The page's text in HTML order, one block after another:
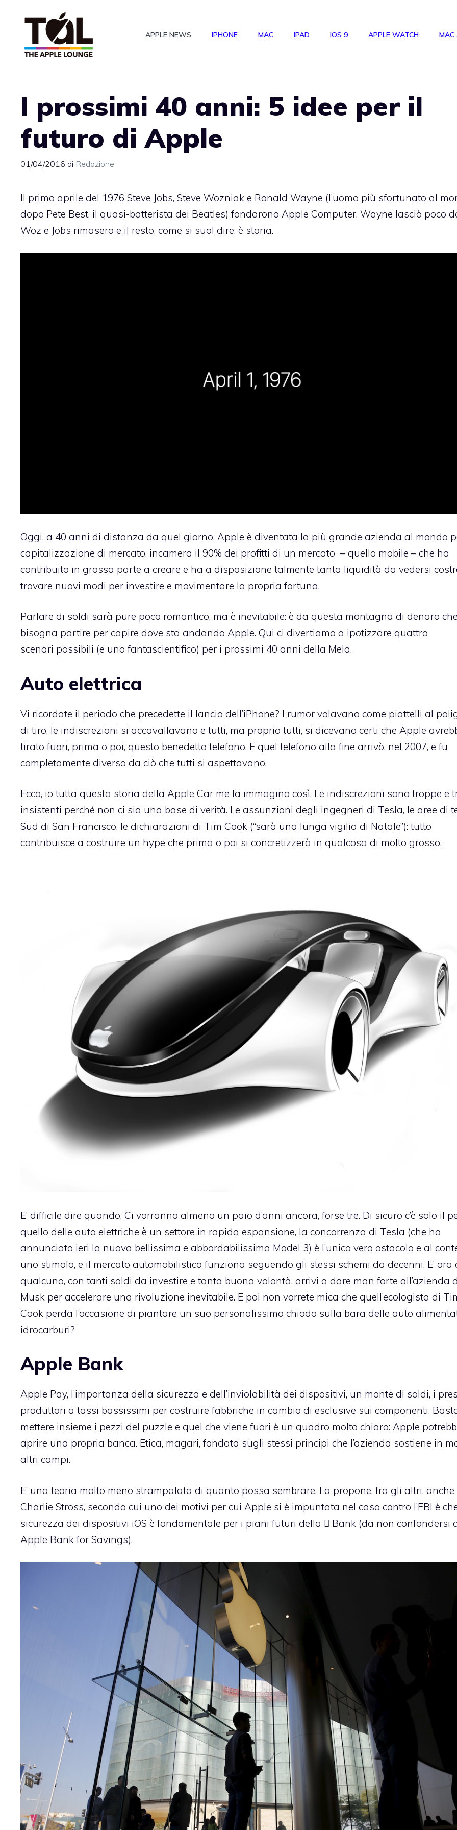
APPLE NEWS IPHONE MAC IPAD IOS 9 APPLE WATCH MAC
I prossimi 40 anni: 5 idee per il
futuro di Apple
01/04/2016 di Redazione
Il primo aprile del 1976 Steve Jobs, Steve Wozniak e Ronald Wayne (l’uomo più sfortunato al
dopo Pete Best, il quasi-batterista dei Beatles) fondarono Apple Computer. Wayne lasciò poco
Woz e Jobs rimasero e il resto, come si suol dire, è storia.
Oggi, a 40 anni di distanza da quel giorno, Apple è diventata la più grande azienda al mondo
capitalizzazione di mercato, incamera il 90% dei profitti di un mercato – quello mobile – che ha
contribuito in grossa parte a creare e ha a disposizione talmente tanta liquidità da vedersi
trovare nuovi modi per investire e movimentare la propria fortuna.
Parlare di soldi sarà pure poco romantico, ma è inevitabile: è da questa montagna di denaro che
bisogna partire per capire dove sta andando Apple. Qui ci divertiamo a ipotizzare quattro
scenari possibili (e uno fantascientifico) per i prossimi 40 anni della Mela.
Auto elettrica
Vi ricordate il periodo che precedette il lancio dell’iPhone? I rumor volavano come piattelli al
di tiro, le indiscrezioni si accavallavano e tutti, ma proprio tutti, si dicevano certi che Apple
tirato fuori, prima o poi, questo benedetto telefono. E quel telefono alla fine arrivò, nel 2007, e fu
completamente diverso da ciò che tutti si aspettavano.
Ecco, io tutta questa storia della Apple Car me la immagino così. Le indiscrezioni sono troppe e
insistenti perché non ci sia una base di verità. Le assunzioni degli ingegneri di Tesla, le aree di
Sud di San Francisco, le dichiarazioni di Tim Cook (“sarà una lunga vigilia di Natale”): tutto
contribuisce a costruire un hype che prima o poi si concretizzerà in qualcosa di molto grosso.
E’ difficile dire quando. Ci vorranno almeno un paio d’anni ancora, forse tre. Di sicuro c’è solo il
quello delle auto elettriche è un settore in rapida espansione, la concorrenza di Tesla (che ha
annunciato ieri la nuova bellissima e abbordabilissima Model 3) è l’unico vero ostacolo e al
uno stimolo, e il mercato automobilistico funziona seguendo gli stessi schemi da decenni. E’ ora
qualcuno, con tanti soldi da investire e tanta buona volontà, arrivi a dare man forte all’azienda
Musk per accelerare una rivoluzione inevitabile. E poi non vorrete mica che quell’ecologista di
Cook perda l’occasione di piantare un suo personalissimo chiodo sulla bara delle auto
idrocarburi?
Apple Bank
Apple Pay, l’importanza della sicurezza e dell’inviolabilità dei dispositivi, un monte di soldi, i
produttori a tassi bassissimi per costruire fabbriche in cambio di esclusive sui componenti.
mettere insieme i pezzi del puzzle e quel che viene fuori è un quadro molto chiaro: Apple
aprire una propria banca. Etica, magari, fondata sugli stessi principi che l’azienda sostiene in
altri campi.
E’ una teoria molto meno strampalata di quanto possa sembrare. La propone, fra gli altri, anche
Charlie Stross, secondo cui uno dei motivi per cui Apple si è impuntata nel caso contro l’FBI è
sicurezza dei dispositivi iOS è fondamentale per i piani futuri della  Bank (da non confondersi
Apple Bank for Savings).